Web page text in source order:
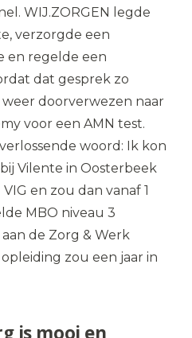
WIJ.ZORGEN legde
verzorgde een
en regelde een
dat gesprek zo
doorverwezen naar
voor een AMN test.
woord: Ik kon
Vilente in Oosterbeek
en zou dan vanaf 1
MBO niveau 3
de Zorg & Werk
zou een jaar in
is mooi en